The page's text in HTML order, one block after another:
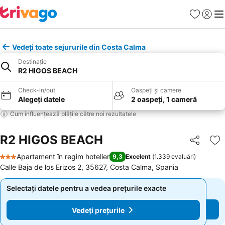
Favorite
Vedeți toate sejururile din Costa Calma
Destinație
R2 HIGOS BEACH
Check-in/out
Alegeți datele
Oaspeți și camere
2 oaspeți, 1 cameră
Cum influențează plățile către noi rezultatele
R2 HIGOS BEACH Distribuiți
3 Stele
Apartament în regim hotelier 9,3 Excelent (1.339 evaluări)
Calle Baja de los Erizos 2, 35627, Costa Calma, Spania
Selectați datele pentru a vedea prețurile exacte
Vedeți prețurile
Selectați datele pentru a vedea prețurile exacte
Vedeți prețurile